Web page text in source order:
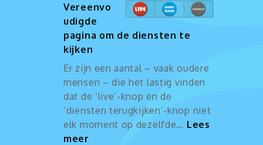
Vereenvo
udigde
pagina om de diensten te
kijken
Er zijn een aantal – vaak oudere
mensen – die het lastig vinden
dat de ‘live’-knop en de
‘diensten terugkijken’-knop niet
elk moment op dezelfde… Lees
meer